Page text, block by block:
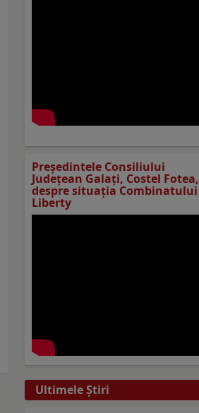
Preşedintele Consiliului
Judeţean Galaţi, Costel Fotea,
despre situaţia Combinatului
Liberty
Ultimele Ştiri